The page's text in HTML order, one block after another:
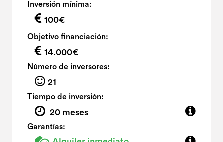
Inversión mínima:
100€
Objetivo financiación:
14.000€
Número de inversores:
21
Tiempo de inversión:
20 meses
Garantías: